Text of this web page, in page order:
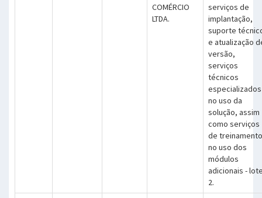
COMÉRCIO
LTDA.
serviços de
implantação,
suporte
e atualização
versão,
serviços
técnicos
especializados
no uso da
solução, assim
como serviços
de treinamento
no uso dos
módulos
adicionais -
2.